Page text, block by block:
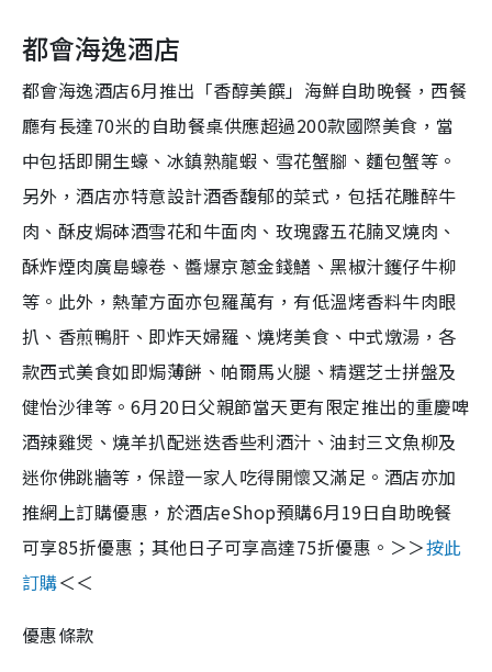
都會海逸酒店
都會海逸酒店6月推出「香醇美饌」海鮮自助晚餐，西餐
廳有長達70米的自助餐桌供應超過200款國際美食，當
中包括即開生蠔、冰鎮熟龍蝦、雪花蟹腳、麵包蟹等。
另外，酒店亦特意設計酒香馥郁的菜式，包括花雕醉牛
肉、酥皮焗砵酒雪花和牛面肉、玫瑰露五花腩叉燒肉、
酥炸煙肉廣島蠔卷、醬爆京蔥金錢鱔、黑椒汁鑊仔牛柳
等。此外，熱葷方面亦包羅萬有，有低溫烤香料牛肉眼
扒、香煎鴨肝、即炸天婦羅、燒烤美食、中式燉湯，各
款西式美食如即焗薄餅、帕爾馬火腿、精選芝士拼盤及
健怡沙律等。6月20日父親節當天更有限定推出的重慶啤
酒辣雞煲、燒羊扒配迷迭香些利酒汁、油封三文魚柳及
迷你佛跳牆等，保證一家人吃得開懷又滿足。酒店亦加
推網上訂購優惠，於酒店eShop預購6月19日自助晚餐
可享85折優惠；其他日子可享高達75折優惠。＞＞按此
訂購＜＜
優惠條款